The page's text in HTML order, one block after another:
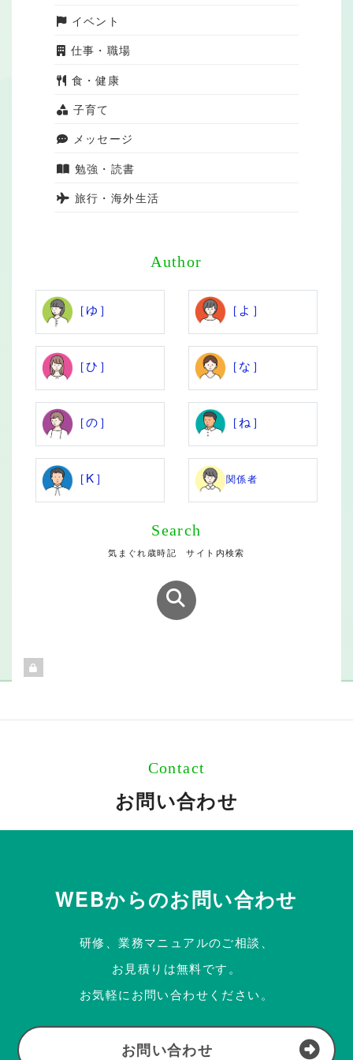
イベント
仕事・職場
食・健康
子育て
メッセージ
勉強・読書
旅行・海外生活
Author
［ゆ］ ［よ］
［ひ］ ［な］
［の］ ［ね］
［K］ 関係者
Search
気まぐれ歳時記 サイト内検索
Contact
お問い合わせ
WEBからのお問い合わせ
研修、業務マニュアルのご相談、
お見積りは無料です。
お気軽にお問い合わせください。
お問い合わせ